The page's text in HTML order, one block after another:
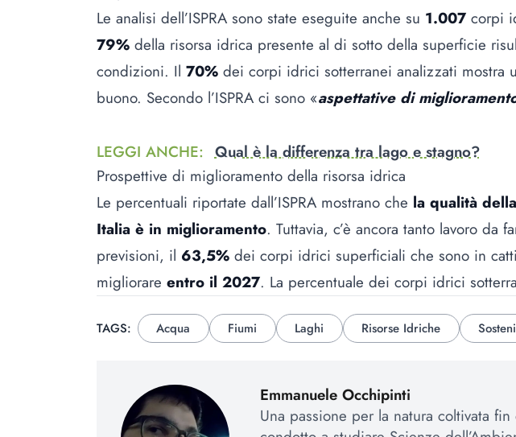
Le analisi dell’ISPRA sono state eseguite anche su 1.007 corpi
79% della risorsa idrica presente al di sotto della superficie
condizioni. Il 70% dei corpi idrici sotterranei analizzati mostra
buono. Secondo l’ISPRA ci sono «aspettative di
LEGGI ANCHE: Qual è la differenza tra lago e stagno?
Prospettive di miglioramento della risorsa idrica
Le percentuali riportate dall’ISPRA mostrano che la qualità
Italia è in miglioramento. Tuttavia, c’è ancora tanto lavoro da
previsioni, il 63,5% dei corpi idrici superficiali che sono in
migliorare entro il 2027. La percentuale dei corpi idrici
TAGS: Acqua Fiumi Laghi Risorse Idriche
Emmanuele Occhipinti
Una passione per la natura coltivata